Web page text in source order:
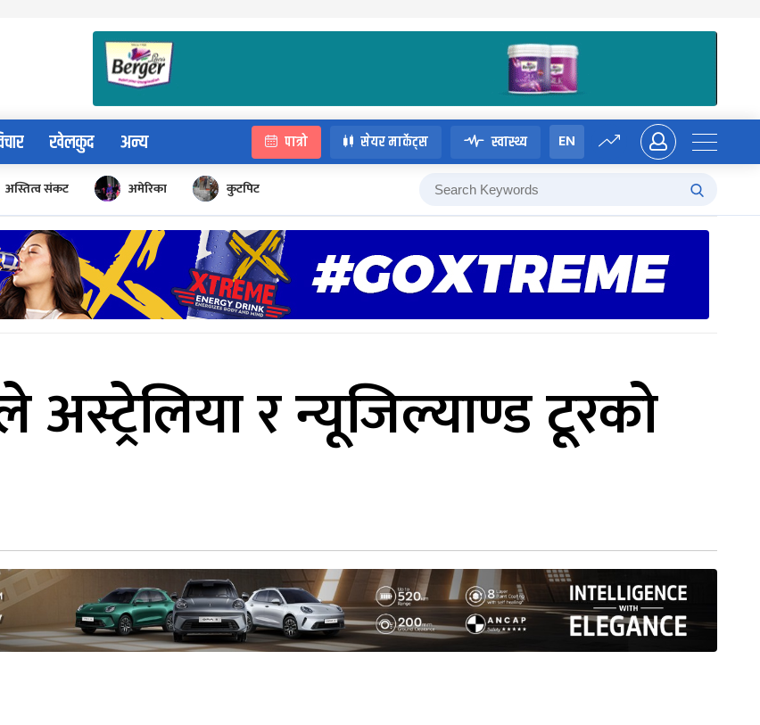
खेलकुद अन्य पात्रो सेयर मार्केट्स स्वास्थ्य EN
अस्तित्व संकट अमेरिका कुटपिट
र न्यूजिल्याण्ड टूरको